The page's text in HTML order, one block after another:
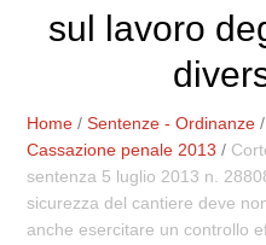
sul lavoro
Home /Sentenze - Ordinanze
Cassazione penale 2013 /
sentenza 5 luglio 2013 n.
sicurezza del cantiere deve
anche esercitare un controllo